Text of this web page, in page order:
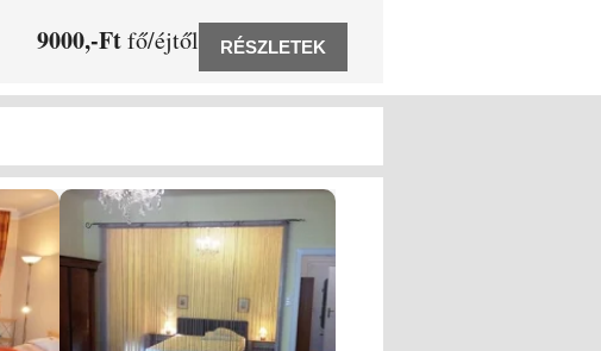
9000,-Ftfő/éjtől RÉSZLETEK